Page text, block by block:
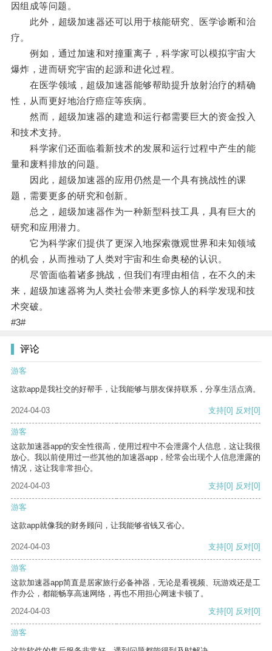
因组成等问题。
此外，超级加速器还可以用于核能研究、医学诊断和治
疗。
例如，通过加速和对撞重离子，科学家可以模拟宇宙大
爆炸，进而研究宇宙的起源和进化过程。
在医学领域，超级加速器能够帮助提升放射治疗的精确
性，从而更好地治疗癌症等疾病。
然而，超级加速器的建造和运行都需要巨大的资金投入
和技术支持。
科学家们还面临着新技术的发展和运行过程中产生的能
量和废料排放的问题。
因此，超级加速器的应用仍然是一个具有挑战性的课
题，需要更多的研究和创新。
总之，超级加速器作为一种新型科技工具，具有巨大的
研究和应用潜力。
它为科学家们提供了更深入地探索微观世界和未知领域
的机会，从而推动了人类对宇宙和生命奥秘的认识。
尽管面临着诸多挑战，但我们有理由相信，在不久的未
来，超级加速器将为人类社会带来更多惊人的科学发现和技
术突破。
#3#
评论
游客
这款app是我社交的好帮手，让我能够与朋友保持联系，分享生活点滴。
2024-04-03 支持[0] 反对[0]
游客
这款加速器app的安全性很高，使用过程中不会泄露个人信息，这让我很
放心。我以前使用过一些其他的加速器app，经常会出现个人信息泄露的
情况，这让我非常担心。
2024-04-03
支持[0] 反对[0]
游客
这款app就像我的财务顾问，让我能够省钱又省心。
2024-04-03 支持[0] 反对[0]
游客
这款加速器app简直是居家旅行必备神器，无论是看视频、玩游戏还是工
作办公，都能畅享高速网络，再也不用担心网速卡顿了。
2024-04-03
支持[0] 反对[0]
游客